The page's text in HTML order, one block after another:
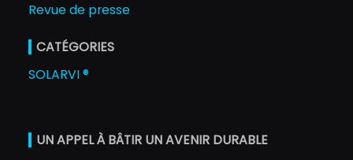
Revue de presse
CATÉGORIES
SOLARVI ®
UN APPEL À BÂTIR UN AVENIR DURABLE